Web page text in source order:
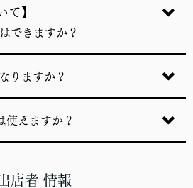
て】
できますか？
りますか？
使えますか？
店者 情報